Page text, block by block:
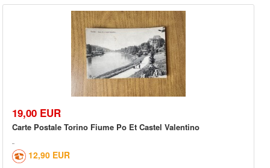
19,00 EUR
Carte Postale Torino Fiume Po Et Castel Valentino
12,90 EUR